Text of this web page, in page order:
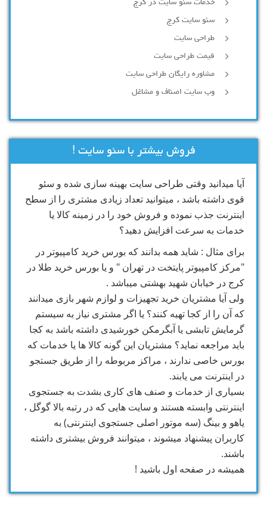
خدمات سئو سایت در کرج
سئو سایت کرج
طراحی سایت
قیمت طراحی سایت
مشاوره رایگان طراحی سایت
وب سایت اصناف و مشاغل
فروش بیشتر با سئو سایت !
آیا میدانید وقتی طراحی سایت بهینه سازی شده و سئو
قوی داشته باشد ، میتوانید تعداد زیادی مشتری را از سطح
اینترنت جذب نموده و فروش خود را در زمینه کالا یا
خدمات به سرعت افزایش دهید؟
برای مثال : شاید همه بدانند که بورس خرید کامپیوتر در
"مرکز کامپیوتر پایتخت در تهران " و یا بورس خرید طلا در
کرج در خیابان شهید بهشتی میباشد .
ولی آیا مشتریان خرید تجهیزات و لوازم شهر بازی میدانند
که آن را از کجا تهیه کنند؟ یا اگر مشتری نیاز به سیستم
گرمایش تابشی یا آبگرمکن خورشیدی داشته باشد به کجا
باید مراجعه نماید؟ مشتریان این گونه کالا ها یا خدمات که
بورس خاصی ندارند ، مراکز مربوطه را از طریق جستجو
در اینترنت می یابند.
بسیاری از خدمات و صنف های کاری بشدت به جستجوی
اینترنتی وابسته هستند و سایت هایی که در رتبه بالا گوگل ،
یاهو و بینگ (سه موتور اصلی جستجوی اینترنتی) به
کاربران پیشنهاد میشوند ، میتوانند فروش بیشتری داشته
باشند.
همیشه در صفحه اول باشید !